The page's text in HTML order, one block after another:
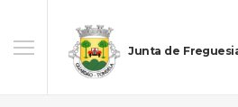
Junta de